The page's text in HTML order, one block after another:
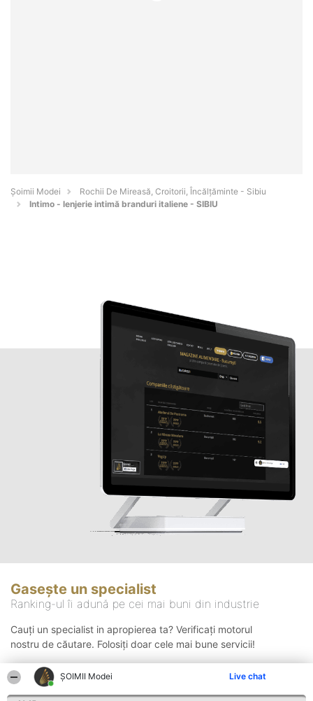
ȘOIMII Modei Live chat
Șoimii Modei
Rochii De Mireasă, Croitorii, Încălțăminte - Sibiu
Intimo - lenjerie intimă branduri italiene - SIBIU
Gasește un specialist
Ranking-ul îi adună pe cei mai buni din industrie
Cauți un specialist in apropierea ta? Verificați motorul
nostru de căutare. Folosiți doar cele mai bune servicii!